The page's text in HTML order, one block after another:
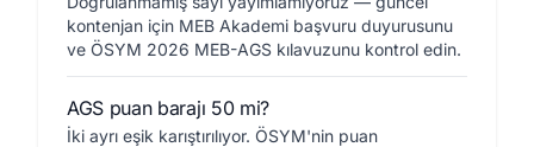
kontenjan için MEB Akademi başvuru duyurusunu
ve ÖSYM 2026 MEB-AGS kılavuzunu kontrol edin.
AGS puan barajı 50 mi?
İki ayrı eşik karıştırılıyor. ÖSYM'nin puan